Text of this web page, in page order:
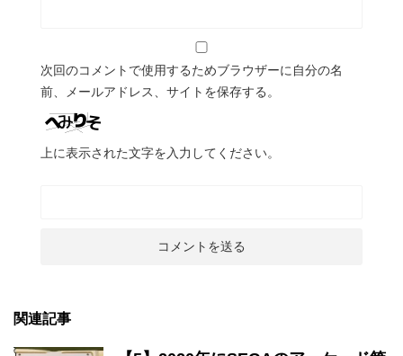
次回のコメントで使用するためブラウザーに自分の名
前、メールアドレス、サイトを保存する。
上に表示された文字を入力してください。
関連記事